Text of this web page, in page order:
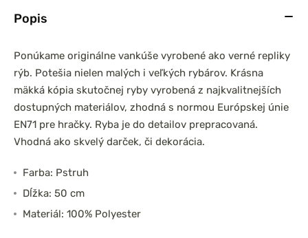
Popis
Ponúkame originálne vankúše vyrobené ako verné repliky
rýb. Potešia nielen malých i veľkých rybárov. Krásna
mäkká kópia skutočnej ryby vyrobená z najkvalitnejších
dostupných materiálov, zhodná s normou Európskej únie
EN71 pre hračky. Ryba je do detailov prepracovaná.
Vhodná ako skvelý darček, či dekorácia.
Farba: Pstruh
Dĺžka: 50 cm
Materiál: 100% Polyester